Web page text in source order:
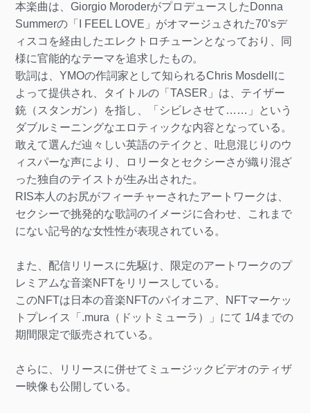
本楽曲は、Giorgio MoroderがプロデュースしたDonna
Summerの「I FEEL LOVE」がオマージュされた70’sデ
ィスコを経由したエレクトロチューンとなっており、同
様に官能的なテーマを追求したもの。
歌詞は、YMOの作詞家として知られるChris Mosdellに
よって提供され、タイトルの「TASER」は、テイザー
銃（スタンガン）を指し、「シビレさせて……」という
ダブルミーニングなエロティックな内容となっている。
敢えて選んだ辿々しい英語のテイクと、吐息混じりのウ
ィスパーな声により、ロリータとセクシーさが織り混ざ
った独自のテイストが生み出された。
RIS本人のお尻がフィーチャーされたアートワークは、
セクシーで挑発的な歌詞のイメージに合わせ、これまで
にない記号的な女性性が表現されている。
また、配信リリースに先駆け、限定のアートワークのプ
レミアムな音楽NFTをリリースしている。
このNFTは日本の音楽NFTのパイオニア、NFTマーケッ
トプレイス「.mura（ドットミューラ）」にて 1/4までの
期間限定で販売されている。
さらに、リリースに併せてミュージックビデオのティザ
ー映像も公開している。